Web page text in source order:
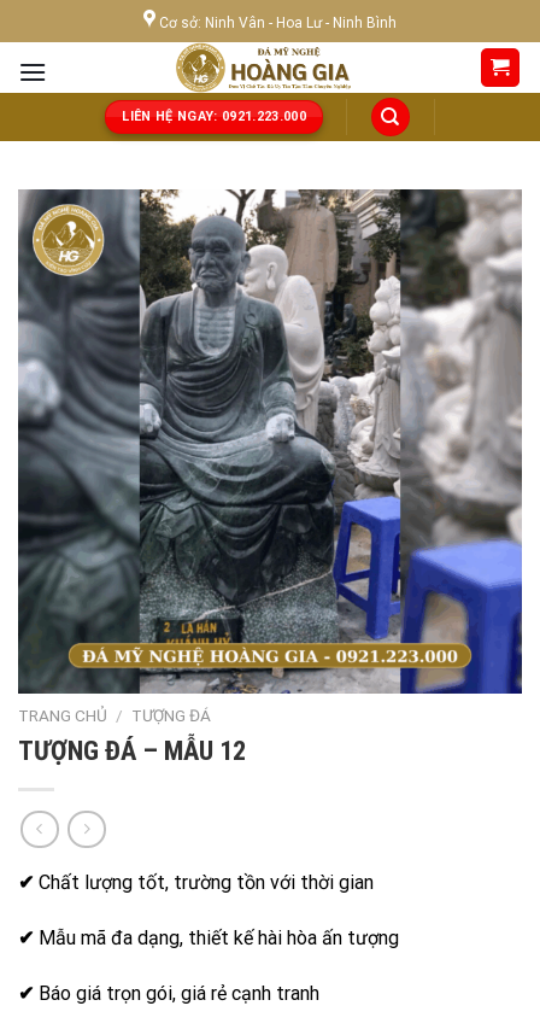
to
content
Cơ sở: Ninh Vân - Hoa Lư - Ninh Bình
LIÊN HỆ NGAY: 0921.223.000
TRANG CHỦ / TƯỢNG ĐÁ
TƯỢNG ĐÁ – MẪU 12
✔ Chất lượng tốt, trường tồn với thời gian
✔ Mẫu mã đa dạng, thiết kế hài hòa ấn tượng
✔ Báo giá trọn gói, giá rẻ cạnh tranh